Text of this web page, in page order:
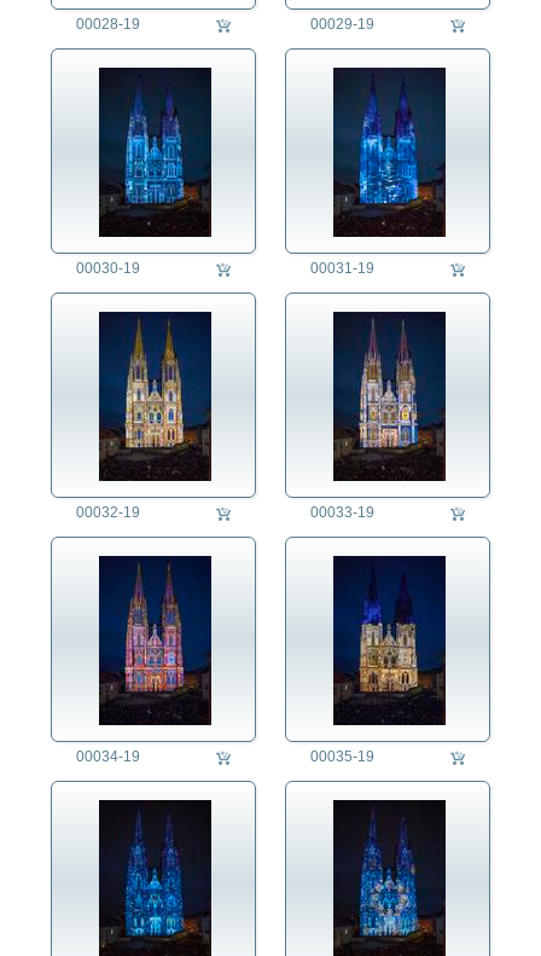
Philosophie
Regensburg
Religion
Soziales
Sport
Technik
Tier
Umwelt
Verkehr
Wetter
fotorecherche
die fotografen
fotoagentur
für fotografen
00028-19 00029-19
00030-19 00031-19
00032-19 00033-19
00034-19 00035-19